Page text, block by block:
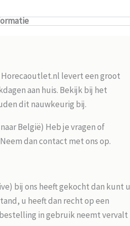
levert een groot
aan huis. Bekijk bij het
dit nauwkeurig bij.
België) Heb je vragen of
dan contact met ons op.
bij ons heeft gekocht dan kunt u
u heeft dan recht op een
in gebruik neemt vervalt